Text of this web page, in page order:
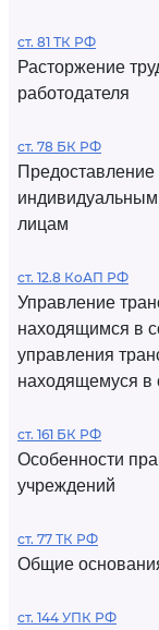
ст. 81 ТК РФ
Расторжение
работодателя
ст. 78 БК РФ
лицам
ст. 12.8 КоАП РФ
Управление
находящимся в
управления
находящемуся в
ст. 161 БК РФ
Особенности
учреждений
ст. 77 ТК РФ
Общие
ст. 144 УПК РФ